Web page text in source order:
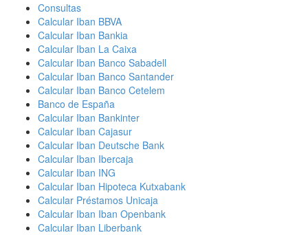
Consultas
Calcular Iban BBVA
Calcular Iban Bankia
Calcular Iban La Caixa
Calcular Iban Banco Sabadell
Calcular Iban Banco Santander
Calcular Iban Banco Cetelem
Banco de España
Calcular Iban Bankinter
Calcular Iban Cajasur
Calcular Iban Deutsche Bank
Calcular Iban Ibercaja
Calcular Iban ING
Calcular Iban Hipoteca Kutxabank
Calcular Préstamos Unicaja
Calcular Iban Iban Openbank
Calcular Iban Liberbank